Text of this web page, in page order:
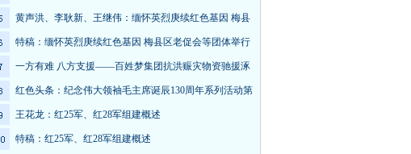
黄声洪、李耿新、王继伟：缅怀英烈庚续红色基因 梅县
特稿：缅怀英烈庚续红色基因 梅县区老促会等团体举行
一方有难 八方支援——百姓梦集团抗洪赈灾物资驰援涿
红色头条：纪念伟大领袖毛主席诞辰130周年系列活动第
王花龙：红25军、红28军组建概述
特稿：红25军、红28军组建概述